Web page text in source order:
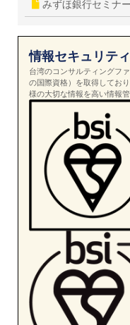
みずほ銀行セミナ
情報セキュリテ
台湾のコンサルティングフ
の国際資格）を取得してお
様の大切な情報を高い情報